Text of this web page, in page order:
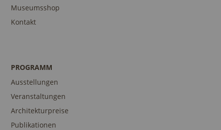
Museumsshop
Kontakt
PROGRAMM
Ausstellungen
Veranstaltungen
Architekturpreise
Publikationen